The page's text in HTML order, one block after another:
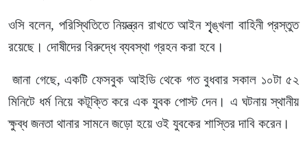
ওসি বলেন, পরিস্থিতিতে নিয়ন্ত্রন রাখতে আইন শৃৃৃঙ্খলা বাহিনী প্রস্তুত
রয়েছে। দোষীদের বিরুদ্ধে ব্যবস্থা গ্রহন করা হবে।
জানা গেছে, একটি ফেসবুক আইডি থেকে গত বুধবার সকাল ১০টা ৫২
মিনিটে ধর্ম নিয়ে কটূক্তি করে এক যুবক পোস্ট দেন। এ ঘটনায় স্থানীয়
ক্ষুব্ধ জনতা থানার সামনে জড়ো হয়ে ওই যুবকের শাস্তির দাবি করেন।